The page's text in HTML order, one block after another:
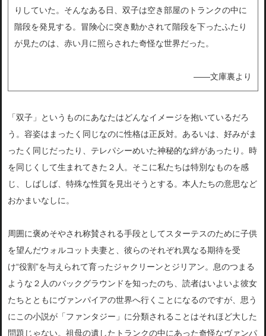
りしていた。そんなある日、双子は空き部屋のトランクの中に
階段を発見する。冒険心に突き動かされて階段を下ったふたり
が見たのは、赤い月に照らされた奇怪な世界だった。
――文庫裏より
「双子」というものにあなたはどんなイメージを抱いているだろ
う。容姿はまったく同じなのに性格は正反対。あるいは、好みがま
ったく同じだったり、テレパシーめいた神秘的な絆があったり。時
を同じくして生まれてきた２人。そこに私たちは特別なものを感
じ、しばしば、特殊な性質を見出そうとする。本人たちの意思など
おかまいなしに。
周囲に褒めそやされ称賛される手段としてスターテスのために子供
を望んだウォルコット夫妻と、彼らのそれぞれ異なる期待を受
け“役割”を与えられて育ったジャクリーンとジリアン。息のつまる
ような２人のバックグラウンドを知ったのち、読者はいよいよ彼女
たちとともにヴァンパイアの世界へ行くことになるのですが、思う
にこの小説が「ファンタジー」に分類されることはそれほど大した
問題じゃない。祖母の遺したトランクの中にあった奇怪なヴァンパ